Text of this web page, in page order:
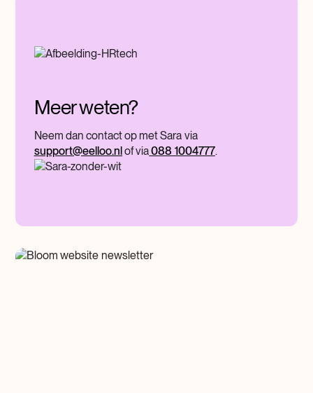
Meer weten?
Neem dan contact op met Sara via
support@eelloo.nlof via088 1004777.